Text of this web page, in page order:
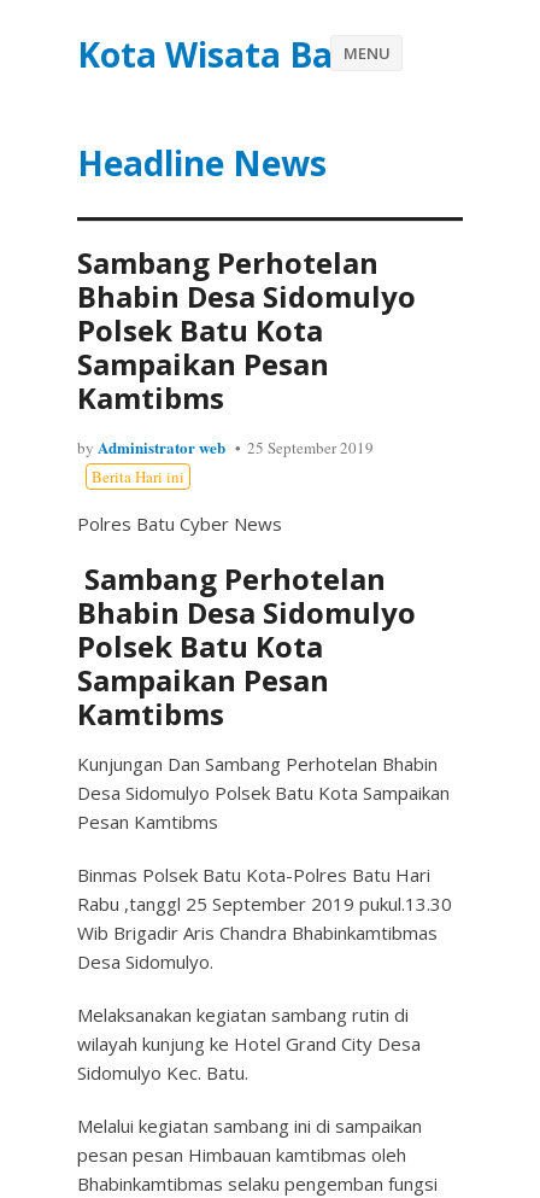
Kota Wisata Batu
Headline News
MENU
Sambang Perhotelan
Bhabin Desa Sidomulyo
Polsek Batu Kota
Sampaikan Pesan
Kamtibms
by Administrator web
25 September 2019
Berita Hari ini
Polres Batu Cyber News
Sambang Perhotelan
Bhabin Desa Sidomulyo
Polsek Batu Kota
Sampaikan Pesan
Kamtibms
Kunjungan Dan Sambang Perhotelan Bhabin
Desa Sidomulyo Polsek Batu Kota Sampaikan
Pesan Kamtibms
Binmas Polsek Batu Kota-Polres Batu Hari
Rabu ,tanggl 25 September 2019 pukul.13.30
Wib Brigadir Aris Chandra Bhabinkamtibmas
Desa Sidomulyo.
Melaksanakan kegiatan sambang rutin di
wilayah kunjung ke Hotel Grand City Desa
Sidomulyo Kec. Batu.
Melalui kegiatan sambang ini di sampaikan
pesan pesan Himbauan kamtibmas oleh
Bhabinkamtibmas selaku pengemban fungsi